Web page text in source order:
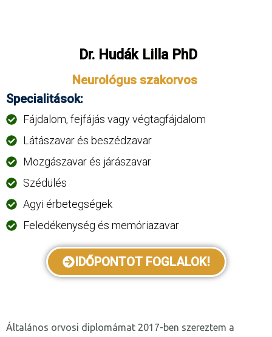
Dr. Hudák Lilla PhD
Neurológus szakorvos
Specialitások:
Fájdalom, fejfájás vagy végtagfájdalom
Látászavar és beszédzavar
Mozgászavar és járászavar
Szédülés
Agyi érbetegségek
Feledékenység és memóriazavar
IDŐPONTOT FOGLALOK!
Általános orvosi diplomámat 2017-ben szereztem a